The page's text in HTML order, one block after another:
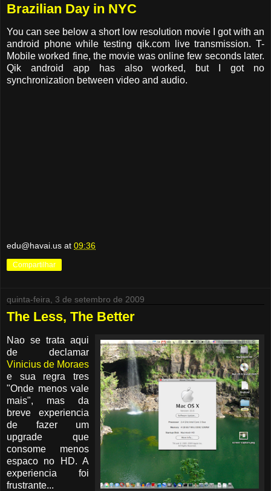
Brazilian Day in NYC
You can see below a short low resolution movie I got with an
android phone while testing qik.com live transmission. T-
Mobile worked fine, the movie was online few seconds later.
Qik android app has also worked, but I got no
synchronization between video and audio.
edu@havai.us at 09:36
Compartilhar
quinta-feira, 3 de setembro de 2009
The Less, The Better
Nao se trata aqui
de declamar
Vinicius de Moraes
e sua regra tres
"Onde menos vale
mais", mas da
breve experiencia
de fazer um
upgrade que
consome menos
espaco no HD. A
experiencia foi
frustrante...